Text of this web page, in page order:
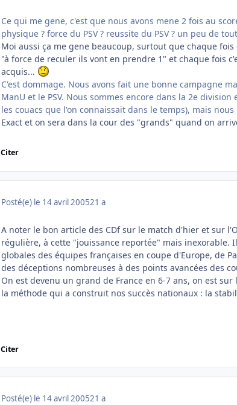
Ce qui me gene, c'est que nous avons mene 2 fois au
physique ? force du PSV ? reussite du PSV ? un peu de
Moi aussi ça me gene beaucoup, surtout que chaque
"à force de reculer ils vont en prendre 1" et chaque fois
acquis...
C'est dommage. Nous avons fait une bonne campagne
ManU et le PSV. Nous sommes encore dans la 2e
les couacs que l'on connaissait dans le temps), mais
Exact et on sera dans la cour des "grands" quand on
Citer
Posté(e) le 14 avril 200521 a
A noter le bon article des CDf sur le match d'hier et sur
régulière, à cette "jouissance reportée" mais
globales des équipes françaises en coupe d'Europe, de
des déceptions nombreuses à des points avancées des
On est devenu un grand de France en 6-7 ans, on est
la méthode qui a construit nos succès nationaux : la
Citer
Posté(e) le 14 avril 200521 a